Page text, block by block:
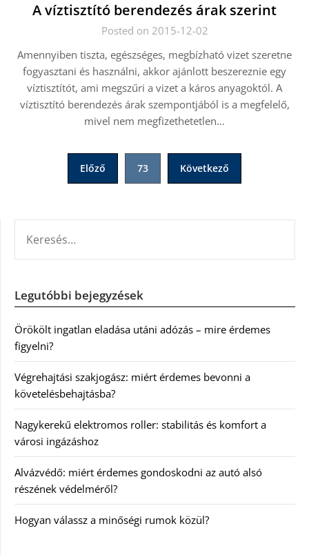
A víztisztító berendezés árak szerint
Posted on 2015-12-02
Amennyiben tiszta, egészséges, megbízható vizet szeretne
fogyasztani és használni, akkor ajánlott beszereznie egy
víztisztítót, ami megszűri a vizet a káros anyagoktól. A
víztisztító berendezés árak szempontjából is a megfelelő,
mivel nem megfizethetetlen…
BejegyzésekElőző 73 Következő
Legutóbbi bejegyzések
Örökölt ingatlan eladása utáni adózás – mire érdemes
figyelni?
Végrehajtási szakjogász: miért érdemes bevonni a
követelésbehajtásba?
Nagykerekű elektromos roller: stabilitás és komfort a
városi ingázáshoz
Alvázvédő: miért érdemes gondoskodni az autó alsó
részének védelméről?
Hogyan válassz a minőségi rumok közül?